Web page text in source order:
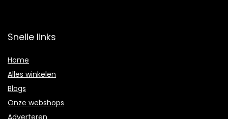
Snelle links
Home
Alles winkelen
Blogs
Onze webshops
Adverteren